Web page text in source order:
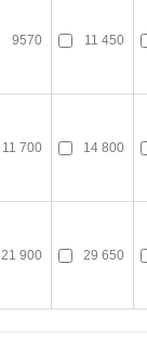
9570 11 450
11 700 14 800
21 900 29 650